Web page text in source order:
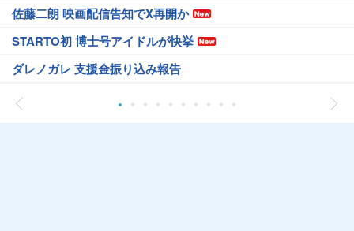
佐藤二朗 映画配信告知でX再開か
STARTO初 博士号アイドルが快挙
ダレノガレ 支援金振り込み報告